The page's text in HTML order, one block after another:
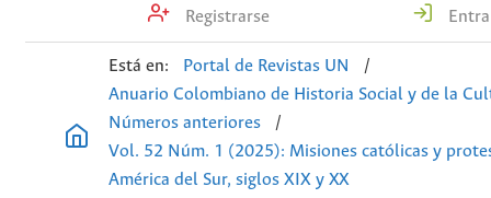
Registrarse
Está en: Portal de Revistas UN
/
Anuario Colombiano de Historia Social y de la
Números anteriores
/
Vol. 52 Núm. 1 (2025): Misiones católicas y
América del Sur, siglos XIX y XX